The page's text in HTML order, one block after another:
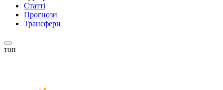
Статті
Прогнози
Трансфери
топ